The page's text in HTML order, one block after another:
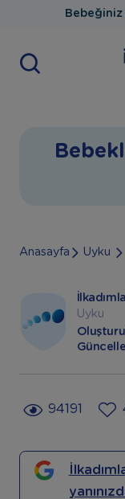
Anasayfa Uyku
Uyku
94191